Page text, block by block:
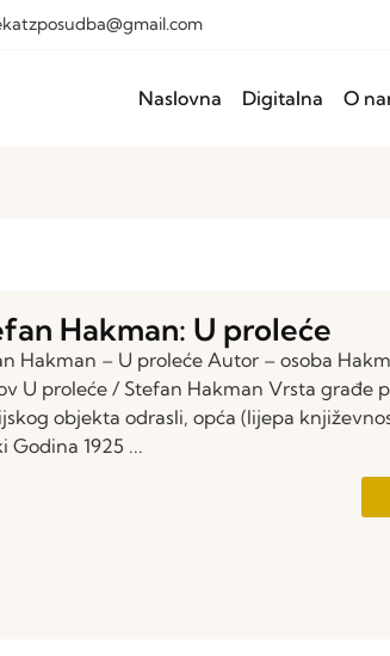
Naslovna Digitalna O
Hakman: U proleće
Hakman – U proleće Autor – osoba
U proleće / Stefan Hakman Vrsta građe
objekta odrasli, opća (lijepa
Godina 1925 ...